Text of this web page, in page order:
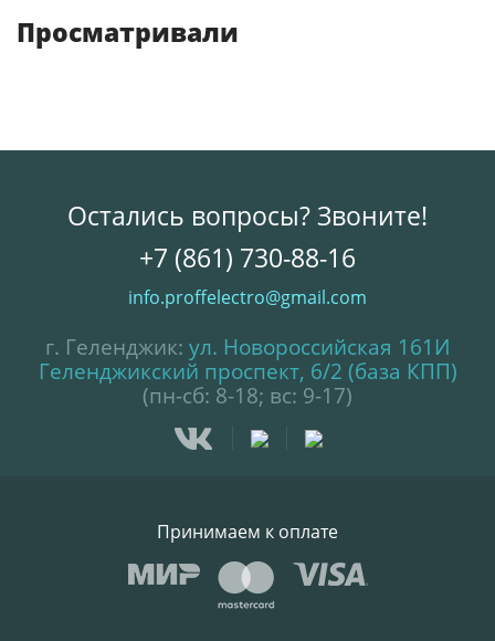
Просматривали
Остались вопросы? Звоните!
+7 (861) 730-88-16
info.proffelectro@gmail.com
г. Геленджик: ул. Новороссийская 161И
Геленджикский проспект, 6/2 (база КПП)
(пн-сб: 8-18; вс: 9-17)
Принимаем к оплате